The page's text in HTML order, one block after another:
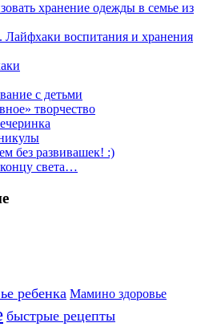
хранение одежды в семье из
Лайфхаки воспитания и хранения
с детьми
творчество
без развивашек! :)
света…
ребенка Мамино здоровье
быстрые рецепты